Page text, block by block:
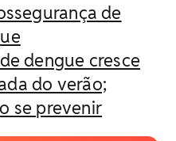
de
dengue cresce
do verão;
se prevenir